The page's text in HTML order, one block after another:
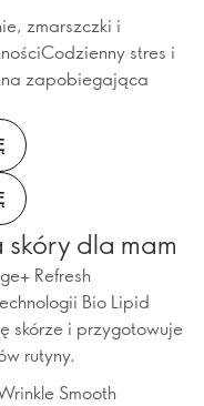
zmarszczki i
stres i
zapobiegająca
dla mam
Refresh
Bio Lipid
skórze i przygotowuje
rutyny.
Smooth